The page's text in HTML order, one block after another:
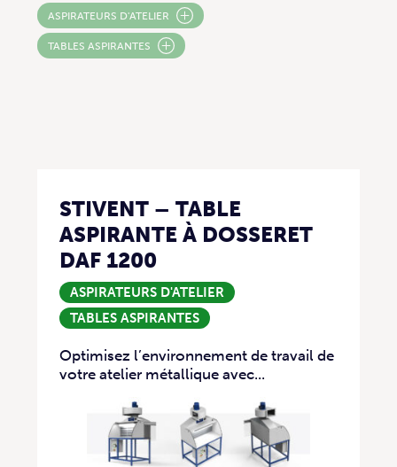
ASPIRATEURS D'ATELIER
TABLES ASPIRANTES
STIVENT – TABLE
ASPIRANTE À DOSSERET
DAF 1200
ASPIRATEURS D'ATELIER
TABLES ASPIRANTES
Optimisez l’environnement de travail de
votre atelier métallique avec...